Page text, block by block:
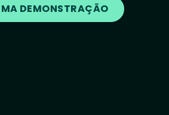
DEMONSTRAÇÃO